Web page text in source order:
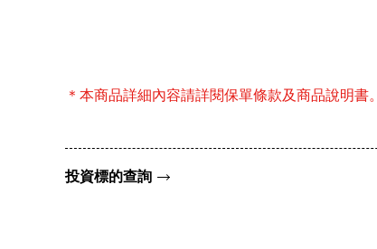
＊本商品詳細內容請詳閱保單條款及商品說明書。
投資標的查詢